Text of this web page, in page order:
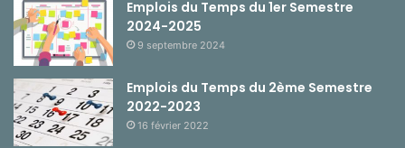
Emplois du Temps du 1er Semestre
2024-2025
9 septembre 2024
Emplois du Temps du 2ème Semestre
2022-2023
16 février 2022